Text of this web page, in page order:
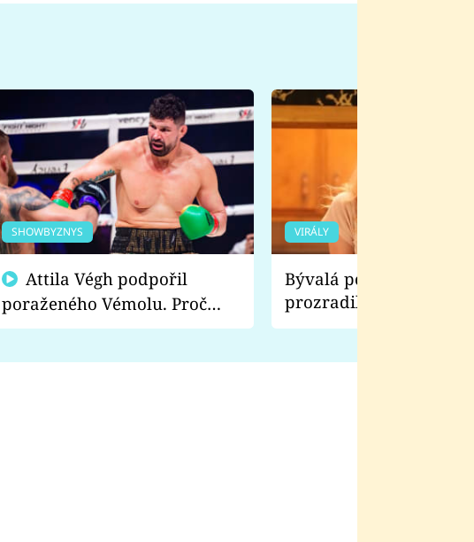
SHOWBYZNYS
poraženého Vémolu. Proč
chce raději zápasit s ním než
VIRÁLY
Bývalá pornoherečka
prozradila, co ji
natáčení Euforie.